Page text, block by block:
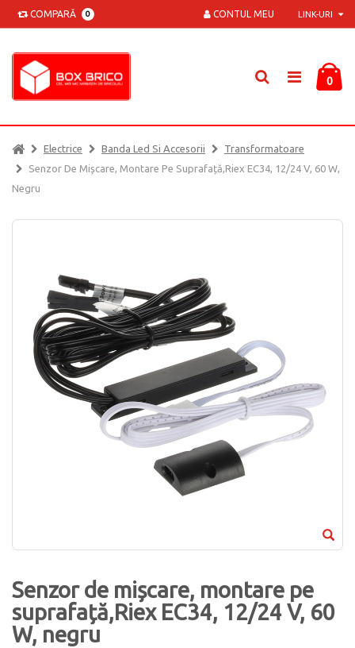
COMPARĂ 0 LINK-URI
CONTUL MEU
0
Electrice Banda Led Si Accesorii
Transformatoare
Senzor De Mișcare, Montare Pe Suprafață,Riex EC34, 12/24 V, 60 W,
Negru
Senzor de mișcare, montare pe
suprafață,Riex EC34, 12/24 V, 60
W, negru